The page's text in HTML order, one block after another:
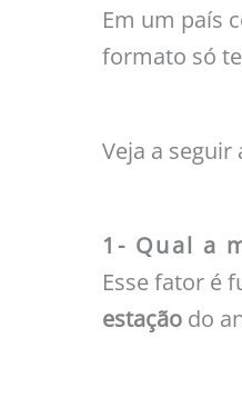
Em um país
formato só
Veja a seguir
1- Qual a
Esse fator é
estação do